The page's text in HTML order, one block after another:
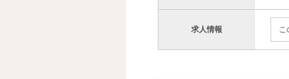
求人情報 こ